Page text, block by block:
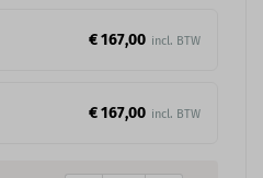
€ 167,00
€ 167,00